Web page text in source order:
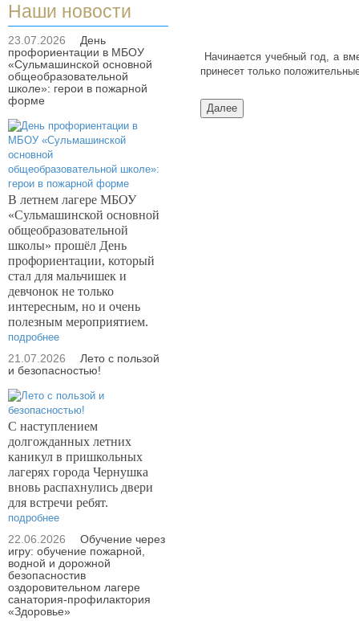
Наши новости
23.07.2026
День
профориентации в МБОУ
«Сульмашинской основной
общеобразовательной
школе»: герои в пожарной
форме
В летнем лагере МБОУ
«Сульмашинской основной
общеобразовательной
школы» прошёл День
профориентации, который
стал для мальчишек и
девчонок не только
интересным, но и очень
полезным мероприятием.
подробнее
21.07.2026
Лето с пользой
и безопасностью!
С наступлением
долгожданных летних
каникул в пришкольных
лагерях города Чернушка
вновь распахнулись двери
для встречи ребят.
подробнее
22.06.2026
Обучение через
игру: обучение пожарной,
водной и дорожной
безопасностив
оздоровительном лагере
санатория-профилактория
«Здоровье»
Начинается учебный год, а
принесет только